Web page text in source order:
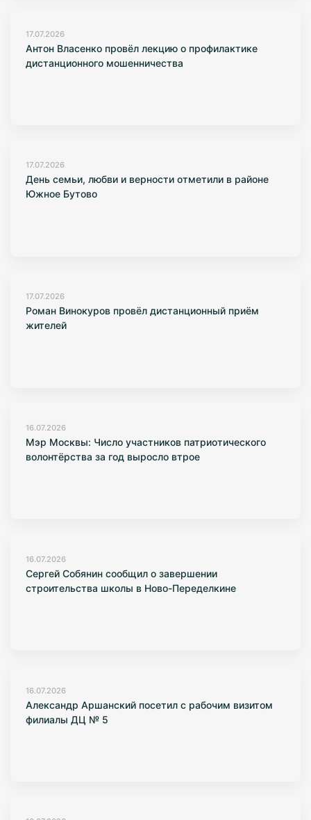
17.07.2026
Антон Власенко провёл лекцию о профилактике
дистанционного мошенничества
17.07.2026
День семьи, любви и верности отметили в районе
Южное Бутово
17.07.2026
Роман Винокуров провёл дистанционный приём
жителей
16.07.2026
Мэр Москвы: Число участников патриотического
волонтёрства за год выросло втрое
16.07.2026
Сергей Собянин сообщил о завершении
строительства школы в Ново-Переделкине
16.07.2026
Александр Аршанский посетил с рабочим визитом
филиалы ДЦ № 5